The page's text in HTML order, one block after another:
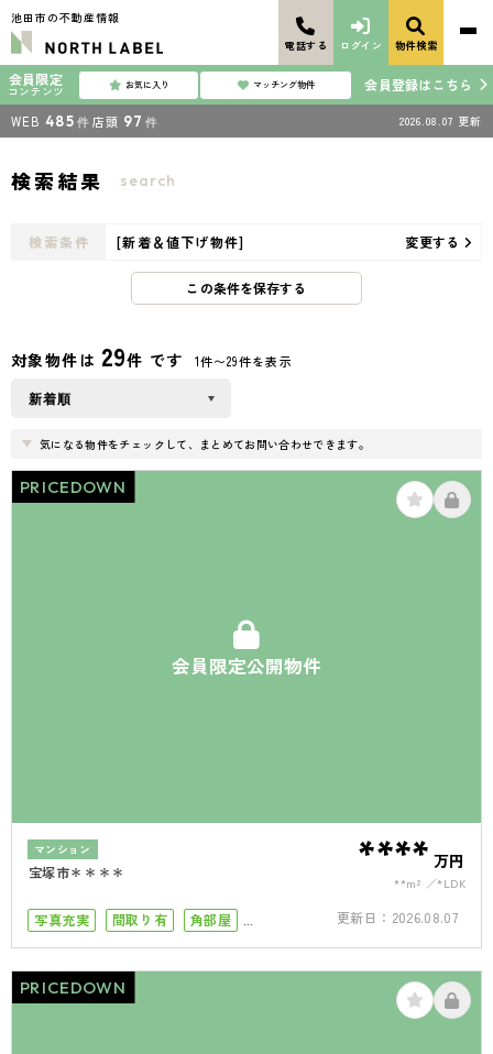
池田市の不動産情報
電話する ログイン 物件検索
会員限定
コンテンツ お気に入り マッチング物件 会員登録はこちら
WEB 485 件 店頭 97 件 2026.08.07 更新
検索結果 search
検索条件 [新着＆値下げ物件] 変更する
この条件を保存する
対象物件は 29件 です 1件〜29件を表示
気になる物件をチェックして、まとめてお問い合わせできます。
会員限定公開物件
PRICEDOWN
マンション
宝塚市＊＊＊＊ **** 万円
**m² *LDK
写真充実 間取り有
角部屋
更新日： 2026.08.07
PRICEDOWN